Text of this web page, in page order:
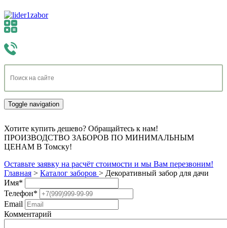
Toggle navigation
Хотите купить дешево? Обращайтесь к нам!
ПРОИЗВОДСТВО ЗАБОРОВ ПО МИНИМАЛЬНЫМ
ЦЕНАМ В Томску!
Оставьте заявку на расчёт стоимости и мы Вам перезвоним!
Главная > Каталог заборов > Декоративный забор для дачи
Имя*
Телефон*
Email
Комментарий